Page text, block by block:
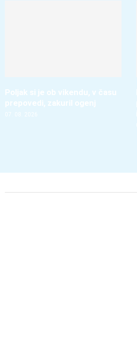
Poljak si je ob vikendu, v času
prepovedi, zakuril ogenj
07. 08. 2026